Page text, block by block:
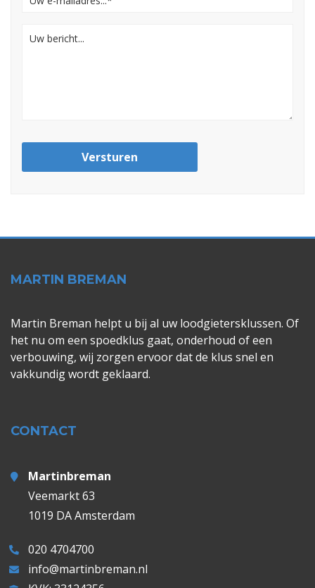
Versturen
MARTIN BREMAN
Martin Breman helpt u bij al uw loodgietersklussen. Of
het nu om een spoedklus gaat, onderhoud of een
verbouwing, wij zorgen ervoor dat de klus snel en
vakkundig wordt geklaard.
CONTACT
Martinbreman
Veemarkt 63
1019 DA Amsterdam
020 4704700
info@martinbreman.nl